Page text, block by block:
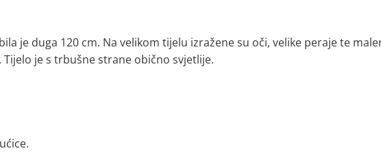
je duga 120 cm. Na velikom tijelu izražene su oči, velike peraje te
je s trbušne strane obično svjetlije.